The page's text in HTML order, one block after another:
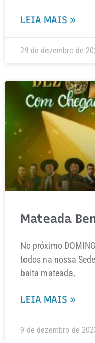
LEIA MAIS »
29 de dezembro de
Mateada
No próximo
todos na nossa
baita mateada,
LEIA MAIS »
9 de dezembro de